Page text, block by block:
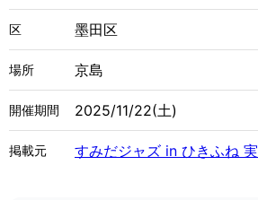
区 墨田区
場所 京島
開催期間 2025/11/22(土)
掲載元 すみだジャズ in ひきふね